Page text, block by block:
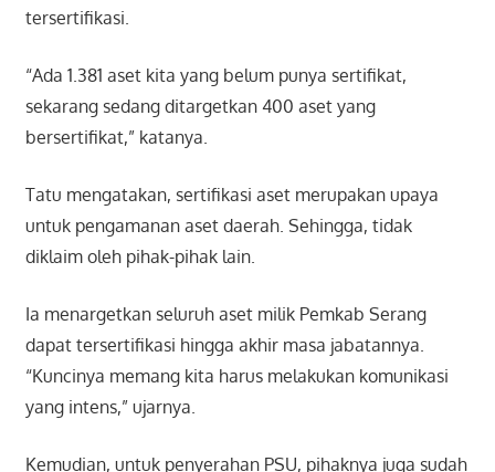
tersertifikasi.
“Ada 1.381 aset kita yang belum punya sertifikat,
sekarang sedang ditargetkan 400 aset yang
bersertifikat,” katanya.
Tatu mengatakan, sertifikasi aset merupakan upaya
untuk pengamanan aset daerah. Sehingga, tidak
diklaim oleh pihak-pihak lain.
Ia menargetkan seluruh aset milik Pemkab Serang
dapat tersertifikasi hingga akhir masa jabatannya.
“Kuncinya memang kita harus melakukan komunikasi
yang intens,” ujarnya.
Kemudian, untuk penyerahan PSU, pihaknya juga sudah